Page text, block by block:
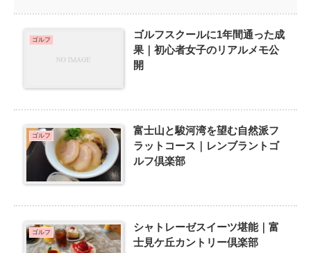
ゴルフ
ゴルフスクールに1年間通った成
果｜初心者女子のリアルメモ公
開
ゴルフ
富士山と駿河湾を望む自然派フ
ラットコース｜レンブラントゴ
ルフ倶楽部
ゴルフ
シャトレーゼスイーツ堪能｜富
士見ケ丘カントリー倶楽部